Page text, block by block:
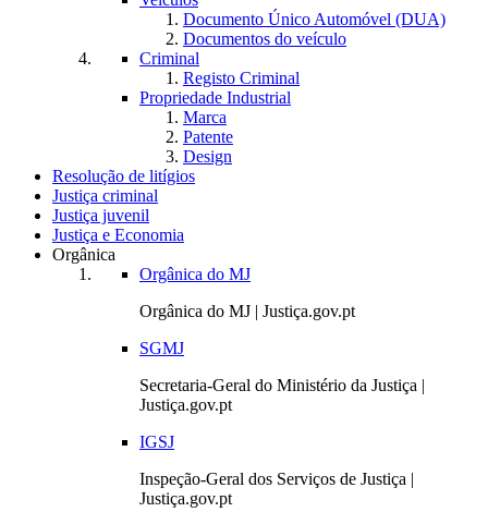
Documento Único Automóvel (DUA)
Documentos do veículo
Criminal
Registo Criminal
Propriedade Industrial
Marca
Patente
Design
Resolução de litígios
Justiça criminal
Justiça juvenil
Justiça e Economia
Orgânica
Orgânica do MJ
Orgânica do MJ | Justiça.gov.pt
SGMJ
Secretaria-Geral do Ministério da Justiça |
Justiça.gov.pt
IGSJ
Inspeção-Geral dos Serviços de Justiça |
Justiça.gov.pt